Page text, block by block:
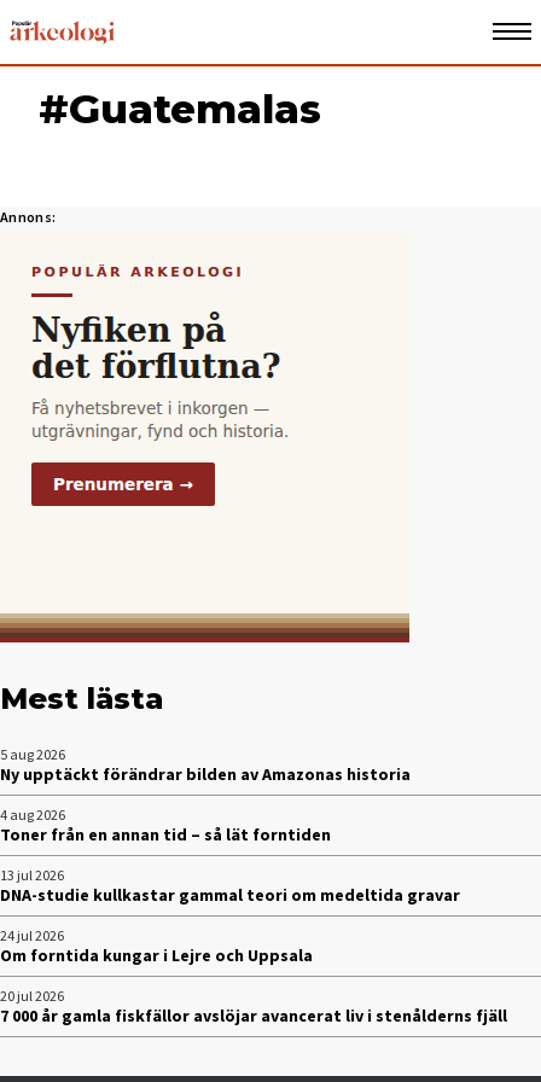
#Guatemalas
Mest lästa
5 aug 2026
Ny upptäckt förändrar bilden av Amazonas historia
4 aug 2026
Toner från en annan tid – så lät forntiden
13 jul 2026
DNA-studie kullkastar gammal teori om medeltida gravar
24 jul 2026
Om forntida kungar i Lejre och Uppsala
20 jul 2026
7 000 år gamla fiskfällor avslöjar avancerat liv i stenålderns fjäll
Annons: